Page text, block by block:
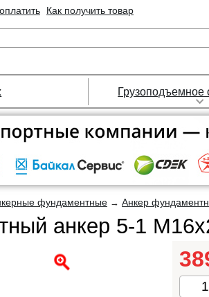
Как получить товар
Грузоподъемное
фундаментные → Анкер
анкер 5-1